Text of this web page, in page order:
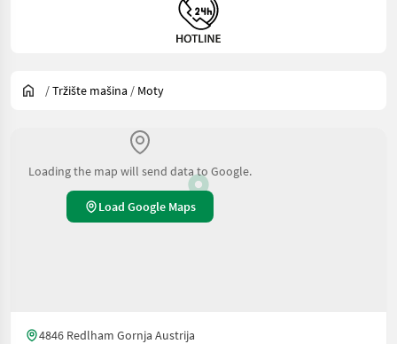
/Tržište mašina / Moty
Loading the map will send data to Google.
Load Google Maps
4846 Redlham Gornja Austrija